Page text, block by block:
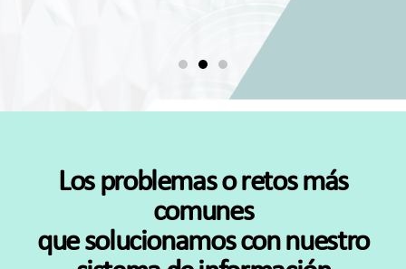
Los problemas o retos más
comunes
que solucionamos con nuestro